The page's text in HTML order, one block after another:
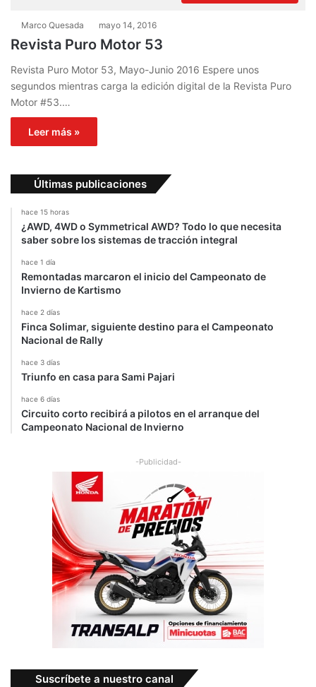
Marco Quesada mayo 14, 2016
Revista Puro Motor 53
Revista Puro Motor 53, Mayo-Junio 2016 Espere unos
segundos mientras carga la edición digital de la Revista Puro
Motor #53.…
Leer más »
Últimas publicaciones
hace 15 horas
¿AWD, 4WD o Symmetrical AWD? Todo lo que necesita
saber sobre los sistemas de tracción integral
hace 1 día
Remontadas marcaron el inicio del Campeonato de
Invierno de Kartismo
hace 2 días
Finca Solimar, siguiente destino para el Campeonato
Nacional de Rally
hace 3 días
Triunfo en casa para Sami Pajari
hace 6 días
Circuito corto recibirá a pilotos en el arranque del
Campeonato Nacional de Invierno
-Publicidad-
Suscríbete a nuestro canal